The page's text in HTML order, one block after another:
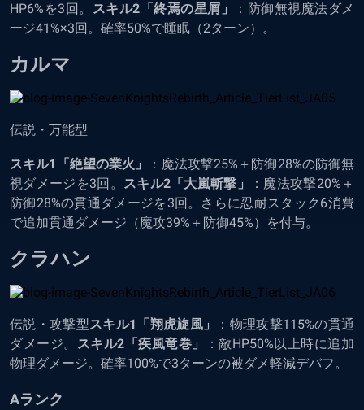
HP6%を3回。 スキル2「終焉の星屑」
：防御無視魔法ダメ
ージ41%×3回。確率50%で睡眠（2ターン）。
カルマ
伝説・万能型
スキル1「絶望の業火」
：魔法攻撃25%＋防御28%の防御無
視ダメージを3回。 スキル2「大嵐斬撃」
：魔法攻撃20%＋
防御28%の貫通ダメージを3回。さらに忍耐スタック6消費
で追加貫通ダメージ（魔攻39%＋防御45%）を付与。
クラハン
伝説・攻撃型スキル1「翔虎旋風」
：物理攻撃115%の貫通
ダメージ。 スキル2「疾風竜巻」
：敵HP50%以上時に追加
物理ダメージ。確率100%で3ターンの被ダメ軽減デバフ。
Aランク